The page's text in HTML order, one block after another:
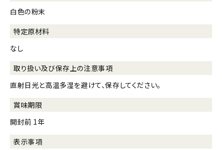
白色の粉末
特定原材料
なし
取り扱い及び保存上の注意事項
直射日光と高温多湿を避けて、保存してください。
賞味期限
開封前 1年
表示事項